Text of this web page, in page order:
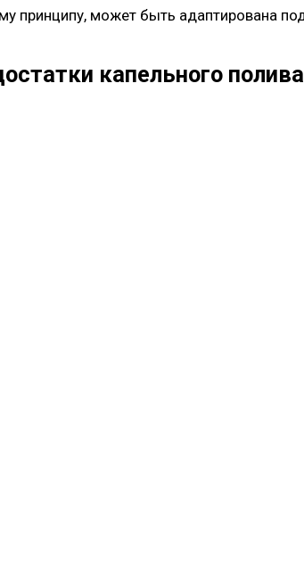
принципу, может быть адаптирована
капельного полива